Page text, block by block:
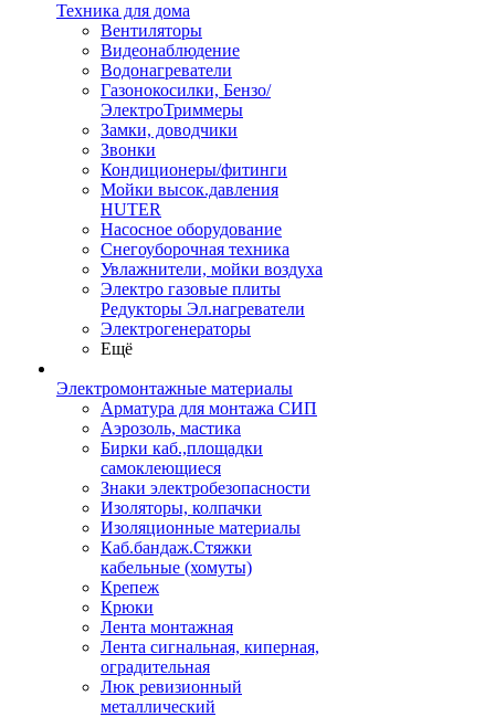
Техника для дома
Вентиляторы
Видеонаблюдение
Водонагреватели
Газонокосилки, Бензо/
ЭлектроТриммеры
Замки, доводчики
Звонки
Кондиционеры/фитинги
Мойки высок.давления
HUTER
Насосное оборудование
Снегоуборочная техника
Увлажнители, мойки воздуха
Электро газовые плиты
Редукторы Эл.нагреватели
Электрогенераторы
Ещё
Электромонтажные материалы
Арматура для монтажа СИП
Аэрозоль, мастика
Бирки каб.,площадки
самоклеющиеся
Знаки электробезопасности
Изоляторы, колпачки
Изоляционные материалы
Каб.бандаж.Стяжки
кабельные (хомуты)
Крепеж
Крюки
Лента монтажная
Лента сигнальная, киперная,
оградительная
Люк ревизионный
металлический